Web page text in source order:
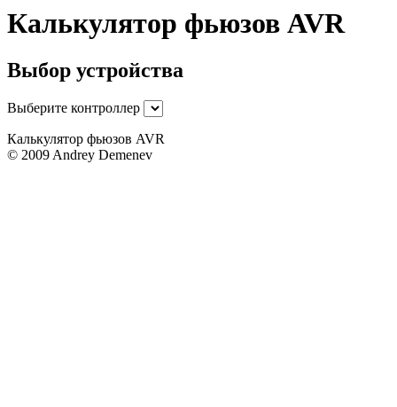
Калькулятор фьюзов AVR
Выбор устройства
Выберите контроллер
Калькулятор фьюзов AVR
© 2009 Andrey Demenev